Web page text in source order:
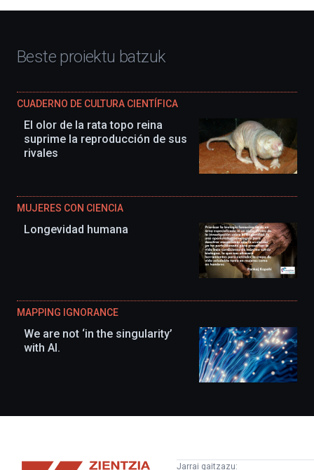
Beste proiektu batzuk
CUADERNO DE CULTURA CIENTÍFICA
El olor de la rata topo reina
suprime la reproducción de sus
rivales
MUJERES CON CIENCIA
Longevidad humana
MAPPING IGNORANCE
We are not ‘in the singularity’
with AI.
Zientzia
Jarrai gaitzazu: